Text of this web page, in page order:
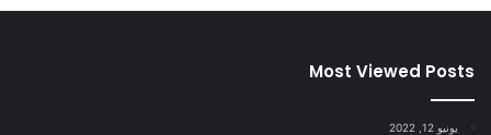
Most Viewed Posts
يونيو 12, 2022